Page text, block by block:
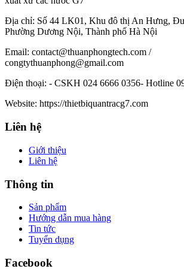
Địa chỉ: Số 44 LK01, Khu đô thị An Hưng,
Phường Dương Nội, Thành phố Hà Nội
Email: contact@thuanphongtech.com /
congtythuanphong@gmail.com
Điện thoại: - CSKH 024 6666 0356- Hotline
Website: https://thietbiquantracg7.com
Liên hệ
Giới thiệu
Liên hệ
Thông tin
Sản phẩm
Hướng dẫn mua hàng
Tin tức
Tuyển dụng
Facebook